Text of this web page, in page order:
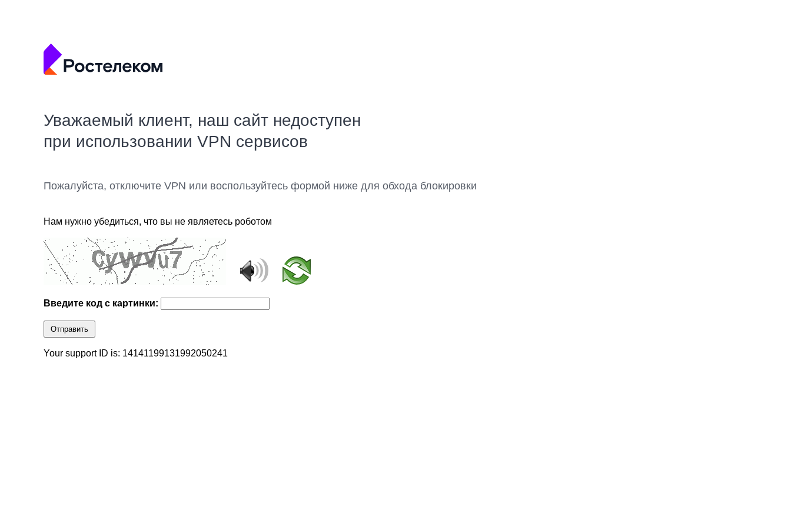
Уважаемый клиент, наш сайт недоступен
при использовании VPN сервисов
Пожалуйста, отключите VPN или воспользуйтесь формой ниже для обхода блокировки
Нам нужно убедиться, что вы не являетесь роботом
Введите код с картинки:
Отправить
Your support ID is: 14141199131992050241